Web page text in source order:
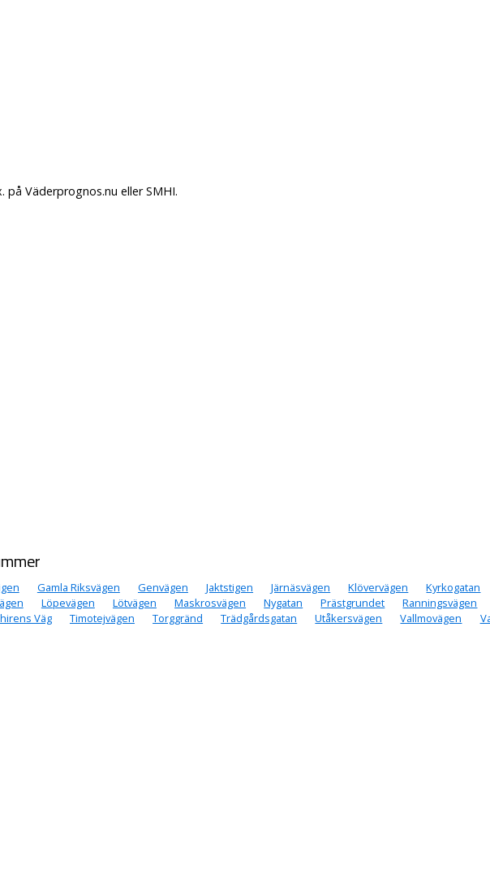
Väderprognos.nu eller SMHI.
Gamla Riksvägen Genvägen Jaktstigen Järnäsvägen Klövervägen Kyrkogatan
Löpevägen Lötvägen Maskrosvägen Nygatan Prästgrundet Ranningsvägen
Väg Timotejvägen Torggränd Trädgårdsgatan Utåkersvägen Vallmovägen